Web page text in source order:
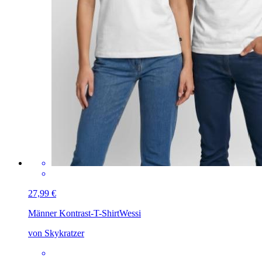
27,99 €
Männer Kontrast-T-ShirtWessi
von Skykratzer